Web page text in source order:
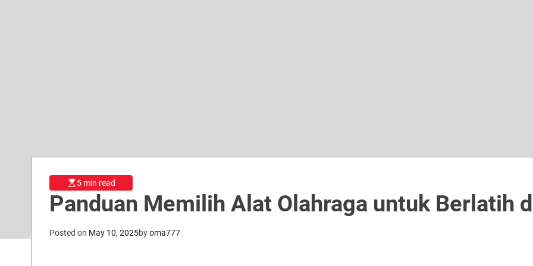
5 min read
Panduan Memilih Alat Olahraga untuk Berlatih
Posted on May 10, 2025byoma777